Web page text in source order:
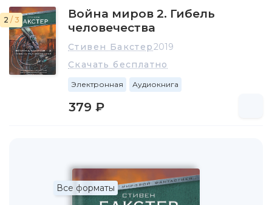
Вселенной со дня ее рождения (около 20 миллиардов
лет назад) до смерти через 10 миллиардов лет, считая от
настоящего времени.
Кроме космогонических построений, автор тяготеет к
жанрам романа-катастрофы и альтернативной истории.
Среди последних выделяется роман «Антилёд»,
Англии 1870-х годов и трилогия «НАСА» об освоении
планеты. В жанре романа-катастрофы создано и
последнее на сегодняшний день произведение
писателя, дилогия «Потоп» о всемирном наводнении.
2 / 3
Война миров 2. Гибель
человечества
Стивен Бакстер2019
Скачать бесплатно
Электронная Аудиокнига
379 ₽
Все форматы